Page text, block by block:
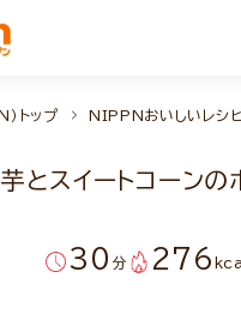
）トップ NIPPNおいしいレシ
とスイートコーンの
30 分 276